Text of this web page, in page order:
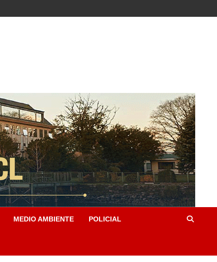
MEDIO AMBIENTE POLICIAL